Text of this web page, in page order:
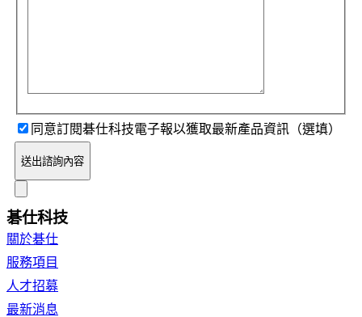
同意訂閱碁仕科技電子報以獲取最新產品資訊（選填）
送出諮詢內容
碁仕科技
關於碁仕
服務項目
人才招募
最新消息